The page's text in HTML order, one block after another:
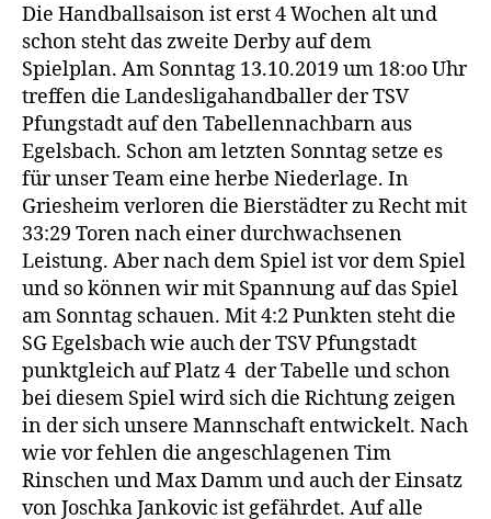
Die Handballsaison ist erst 4 Wochen alt und
schon steht das zweite Derby auf dem
Spielplan. Am Sonntag 13.10.2019 um 18:oo Uhr
treffen die Landesligahandballer der TSV
Pfungstadt auf den Tabellennachbarn aus
Egelsbach. Schon am letzten Sonntag setze es
für unser Team eine herbe Niederlage. In
Griesheim verloren die Bierstädter zu Recht mit
33:29 Toren nach einer durchwachsenen
Leistung. Aber nach dem Spiel ist vor dem Spiel
und so können wir mit Spannung auf das Spiel
am Sonntag schauen. Mit 4:2 Punkten steht die
SG Egelsbach wie auch der TSV Pfungstadt
punktgleich auf Platz 4 der Tabelle und schon
bei diesem Spiel wird sich die Richtung zeigen
in der sich unsere Mannschaft entwickelt. Nach
wie vor fehlen die angeschlagenen Tim
Rinschen und Max Damm und auch der Einsatz
von Joschka Jankovic ist gefährdet. Auf alle